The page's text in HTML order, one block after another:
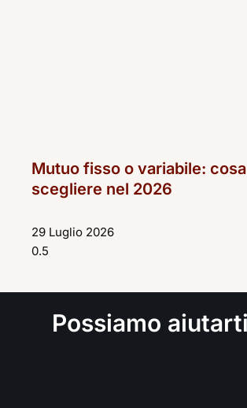
Mutuo fisso o variabile:
scegliere nel 2026
29 Luglio 2026
Possiamo